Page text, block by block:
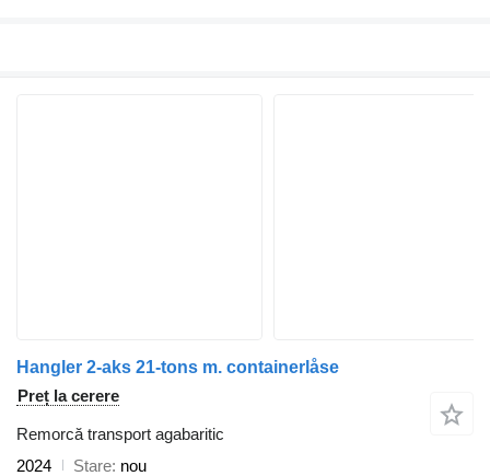
Hangler 2-aks 21-tons m. containerlåse
Preț la cerere
Remorcă transport agabaritic
2024
Stare nou